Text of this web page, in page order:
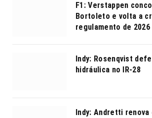
F1: Verstappen
Bortoleto e volta a
regulamento de 2026
Indy: Rosenqvist
hidráulica no IR-28
Indy: Andretti renova